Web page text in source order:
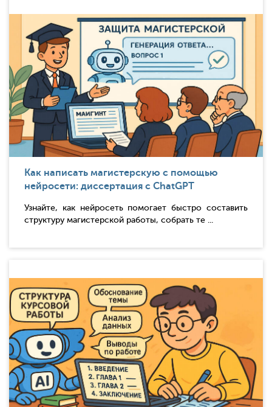
Как написать магистерскую с помощью
нейросети: диссертация с ChatGPT
Узнайте, как нейросеть помогает быстро составить
структуру магистерской работы, собрать те ...